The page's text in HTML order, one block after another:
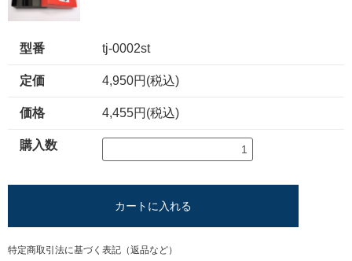
型番 tj-0002st
定価 4,950円(税込)
価格 4,455円(税込)
購入数
カートに入れる
特定商取引法に基づく表記（返品など）